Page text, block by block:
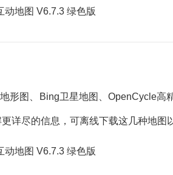
图、Bing卫星地图、OpenCycle高
详尽的信息，可离线下载这几种地图